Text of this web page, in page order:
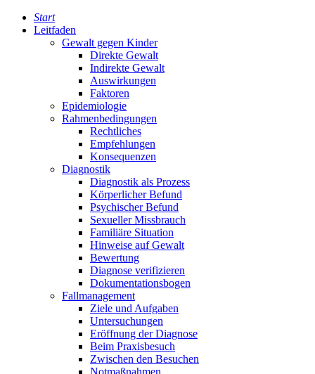
Start
Leitfaden
Gewalt gegen Kinder
Direkte Gewalt
Indirekte Gewalt
Auswirkungen
Faktoren
Epidemiologie
Rahmenbedingungen
Rechtliches
Empfehlungen
Konsequenzen
Diagnostik
Diagnostik als Prozess
Körperlicher Befund
Psychischer Befund
Sexueller Missbrauch
Familiäre Situation
Hinweise auf Gewalt
Bewertung
Diagnose verifizieren
Dokumentationsbogen
Fallmanagement
Ziele und Aufgaben
Untersuchungen
Eröffnung der Diagnose
Beim Praxisbesuch
Zwischen den Besuchen
Notmaßnahmen